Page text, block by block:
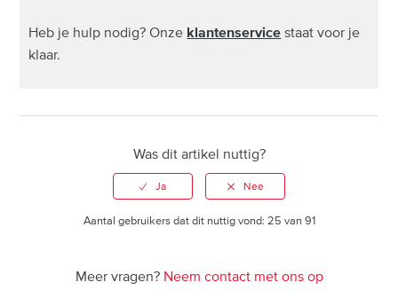
Heb je hulp nodig? Onze klantenservice staat voor je
klaar.
Was dit artikel nuttig?
Aantal gebruikers dat dit nuttig vond: 25 van 91
Meer vragen? Neem contact met ons op